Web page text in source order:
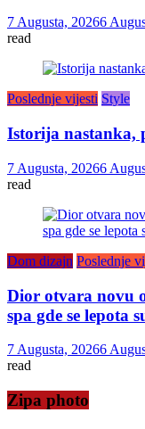
7 Augusta, 20266
read
Poslednje vijesti Style
Istorija nastanka,
7 Augusta, 20266
read
Dom dizajn Poslednje
Dior otvara novu
spa gde se lepota
7 Augusta, 20266
read
Zipa photo